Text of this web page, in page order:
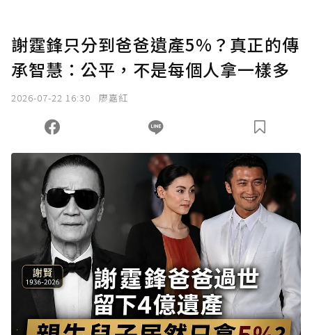
謝霆鋒只分到爸爸遺產5%？真正的傳
承智慧：公平，不是每個人拿一樣多
2026-07-22 16:30 廖嘉紅